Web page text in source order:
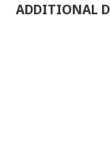
ADDITIONAL